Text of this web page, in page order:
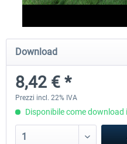
Aerosoft Airport Cologne/Bonn
18,40 € *
Download
8,42 € *
Prezzi incl. 22% IVA
Disponibile come download